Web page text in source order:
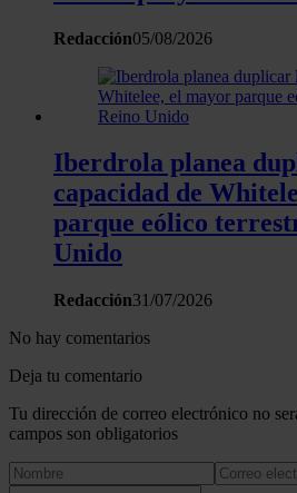
Redacción05/08/2026
Iberdrola planea
capacidad de
parque eólico
Unido
Redacción31/07/2026
No hay comentarios
Deja tu comentario
Tu dirección de correo electrónico no
campos son obligatorios